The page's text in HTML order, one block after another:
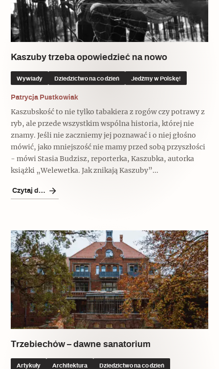
Kaszuby trzeba opowiedzieć na nowo
Wywiady Dziedzictwo na co dzień Jedźmy w Polskę!
Patrycja Pustkowiak
Kaszubskość to nie tylko tabakiera z rogów czy potrawy z
ryb, ale przede wszystkim wspólna historia, której nie
znamy. Jeśli nie zaczniemy jej poznawać i o niej głośno
mówić, jako mniejszość nie mamy przed sobą przyszłości
- mówi Stasia Budzisz, reporterka, Kaszubka, autorka
książki „Welewetka. Jak znikają Kaszuby”...
Czytaj dalej
Trzebiechów – dawne sanatorium
Artykuły Architektura Dziedzictwo na co dzień